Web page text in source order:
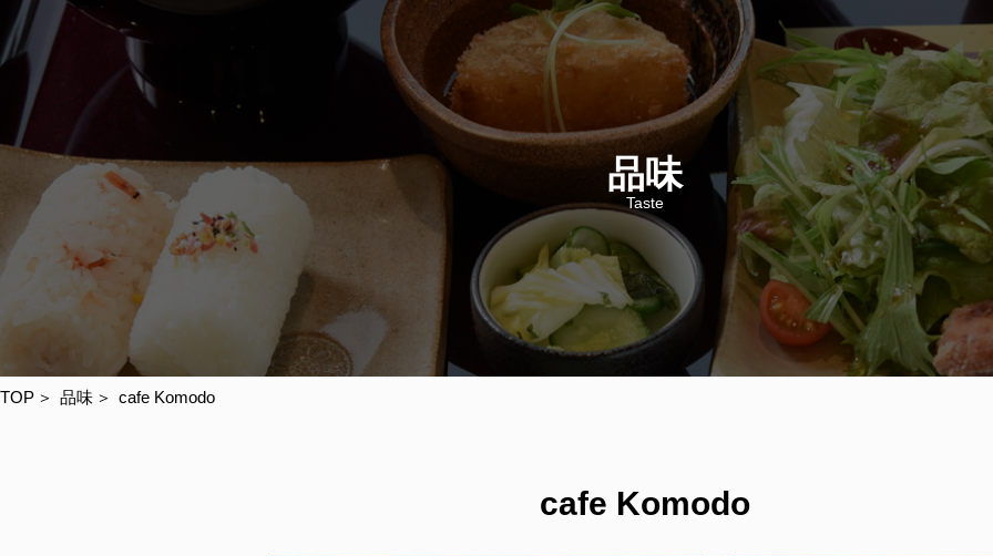
品味
Taste
TOP 品味 cafe Komodo
cafe Komodo